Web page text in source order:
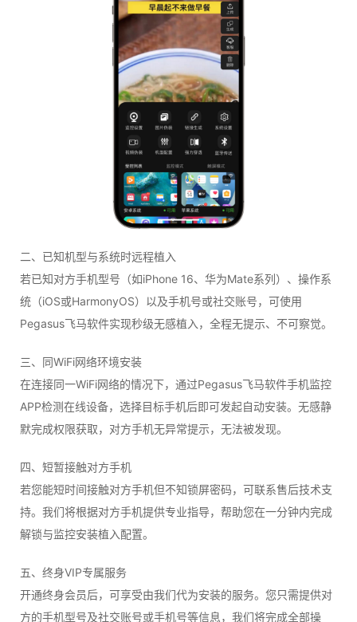
二、已知机型与系统时远程植入
若已知对方手机型号（如iPhone 16、华为Mate系列）、操作系
统（iOS或HarmonyOS）以及手机号或社交账号，可使用
Pegasus飞马软件实现秒级无感植入，全程无提示、不可察觉。
三、同WiFi网络环境安装
在连接同一WiFi网络的情况下，通过Pegasus飞马软件手机监控
APP检测在线设备，选择目标手机后即可发起自动安装。无感静
默完成权限获取，对方手机无异常提示，无法被发现。
四、短暂接触对方手机
若您能短时间接触对方手机但不知锁屏密码，可联系售后技术支
持。我们将根据对方手机提供专业指导，帮助您在一分钟内完成
解锁与监控安装植入配置。
五、终身VIP专属服务
开通终身会员后，可享受由我们代为安装的服务。您只需提供对
方的手机型号及社交账号或手机号等信息，我们将完成全部操